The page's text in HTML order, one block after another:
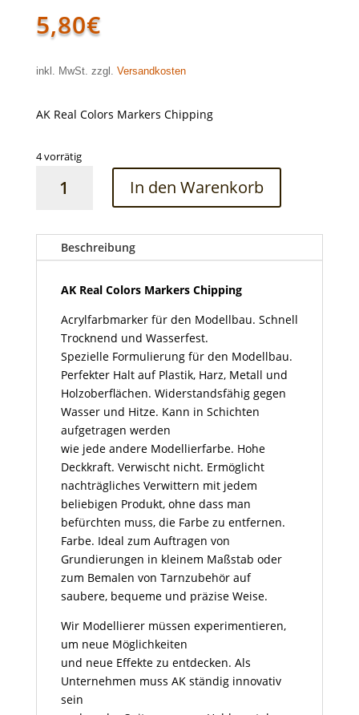
5,80€
inkl. MwSt. zzgl. Versandkosten
AK Real Colors Markers Chipping
4 vorrätig
Chipping
Menge
In den Warenkorb
Beschreibung
AK Real Colors Markers Chipping
Acrylfarbmarker für den Modellbau. Schnell
Trocknend und Wasserfest.
Spezielle Formulierung für den Modellbau.
Perfekter Halt auf Plastik, Harz, Metall und
Holzoberflächen. Widerstandsfähig gegen
Wasser und Hitze. Kann in Schichten
aufgetragen werden
wie jede andere Modellierfarbe. Hohe
Deckkraft. Verwischt nicht. Ermöglicht
nachträgliches Verwittern mit jedem
beliebigen Produkt, ohne dass man
befürchten muss, die Farbe zu entfernen.
Farbe. Ideal zum Auftragen von
Grundierungen in kleinem Maßstab oder
zum Bemalen von Tarnzubehör auf
saubere, bequeme und präzise Weise.
Wir Modellierer müssen experimentieren,
um neue Möglichkeiten
und neue Effekte zu entdecken. Als
Unternehmen muss AK ständig innovativ
sein